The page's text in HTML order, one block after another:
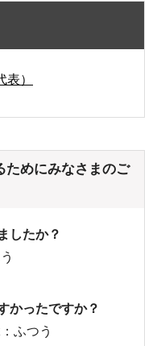
）
ためにみなさまのご
したか？
かったですか？
ふつう